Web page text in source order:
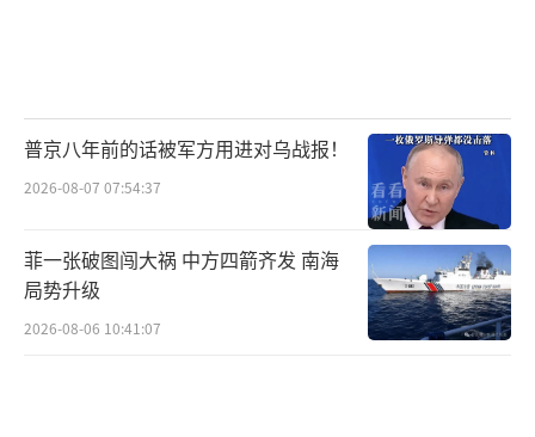
普京八年前的话被军方用进对乌战报！
2026-08-07 07:54:37
菲一张破图闯大祸 中方四箭齐发 南海
局势升级
2026-08-06 10:41:07